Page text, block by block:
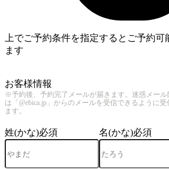
上でご予約条件を指定するとご予約
ます
お客様情報
※予約後、予約完了メールが届きます。迷惑メー
は「@ebica.jp」からのメールを受信できるように
ます。
姓(かな)必須 名(かな)必須